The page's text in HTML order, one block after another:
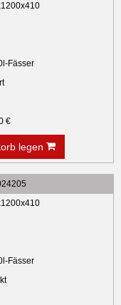
Fässer
€
legen
Fässer